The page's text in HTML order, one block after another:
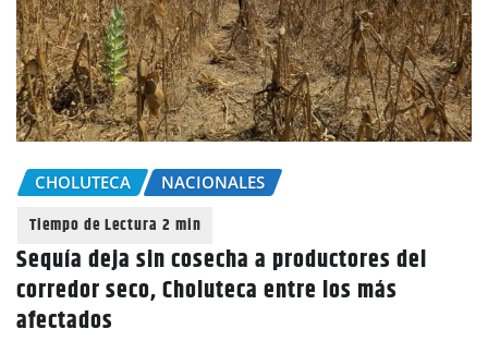
CHOLUTECA NACIONALES
Sequía deja sin cosecha a productores del
corredor seco, Choluteca entre los más
afectados